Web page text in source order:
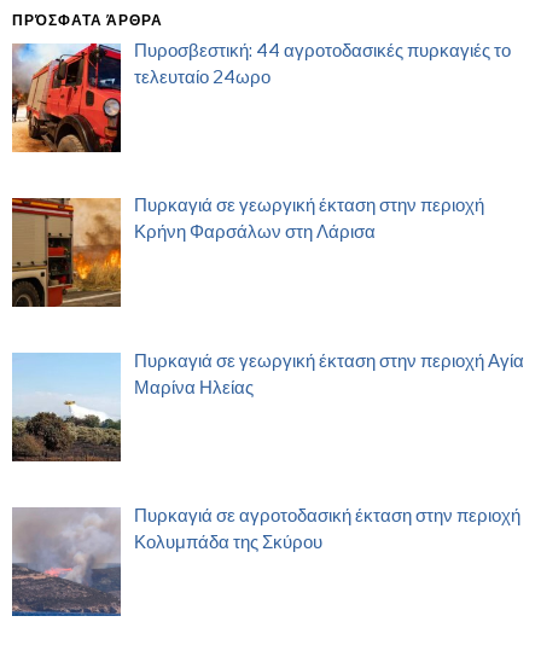
ΠΡΌΣΦΑΤΑ ΆΡΘΡΑ
Πυροσβεστική: 44 αγροτοδασικές πυρκαγιές το
τελευταίο 24ωρο
Πυρκαγιά σε γεωργική έκταση στην περιοχή
Κρήνη Φαρσάλων στη Λάρισα
Πυρκαγιά σε γεωργική έκταση στην περιοχή Αγία
Μαρίνα Ηλείας
Πυρκαγιά σε αγροτοδασική έκταση στην περιοχή
Κολυμπάδα της Σκύρου